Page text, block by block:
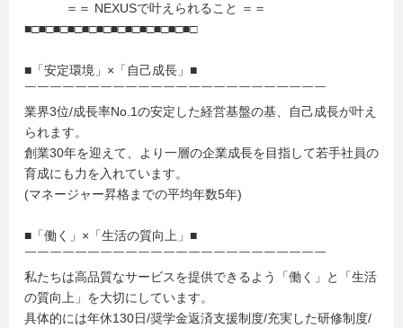
＝＝ NEXUSで叶えられること ＝＝
■□■□■□■□■□■□■□■□■□■□■□■□
■「安定環境」×「自己成長」■
￣￣￣￣￣￣￣￣￣￣￣￣￣￣￣￣￣￣￣￣￣￣￣￣
業界3位/成長率No.1の安定した経営基盤の基、自己成長が叶え
られます。
創業30年を迎えて、より一層の企業成長を目指して若手社員の
育成にも力を入れています。
(マネージャー昇格までの平均年数5年)
■「働く」×「生活の質向上」■
￣￣￣￣￣￣￣￣￣￣￣￣￣￣￣￣￣￣￣￣￣￣￣￣
私たちは高品質なサービスを提供できるよう「働く」と「生活
の質向上」を大切にしています。
具体的には年休130日/奨学金返済支援制度/充実した研修制度/